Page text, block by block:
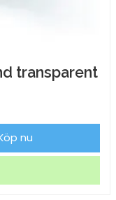
transparent
nu